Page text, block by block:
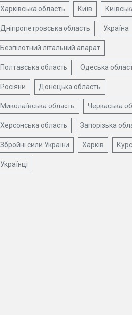
Харківська область Київ
Дніпропетровська область Україна
Безпілотний літальний апарат
Полтавська область Одеська
Росіяни Донецька область
Миколаївська область Черкаська
Херсонська область Запорізька
Збройні сили України Харків
Українці